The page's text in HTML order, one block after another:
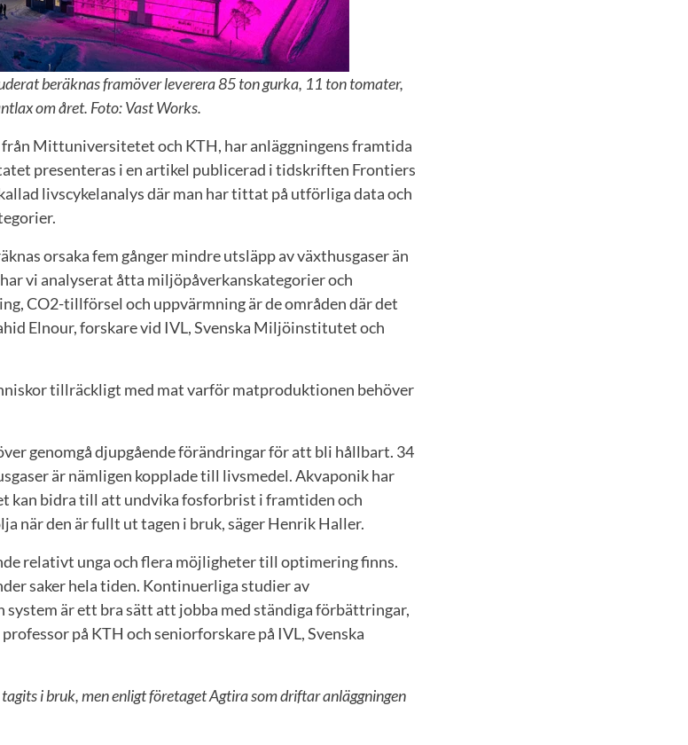
beräknas framöver leverera 85 ton gurka, 11 ton tomater,
om året. Foto: Vast Works.
från Mittuniversitetet och KTH, har anläggningens framtida
presenteras i en artikel publicerad i tidskriften Frontiers
livscykelanalys där man har tittat på utförliga data och
orsaka fem gånger mindre utsläpp av växthusgaser än
vi analyserat åtta miljöpåverkanskategorier och
CO2-tillförsel och uppvärmning är de områden där det
Elnour, forskare vid IVL, Svenska Miljöinstitutet och
tillräckligt med mat varför matproduktionen behöver
genomgå djupgående förändringar för att bli hållbart. 34
är nämligen kopplade till livsmedel. Akvaponik har
kan bidra till att undvika fosforbrist i framtiden och
när den är fullt ut tagen i bruk, säger Henrik Haller.
relativt unga och flera möjligheter till optimering finns.
saker hela tiden. Kontinuerliga studier av
system är ett bra sätt att jobba med ständiga förbättringar,
på KTH och seniorforskare på IVL, Svenska
i bruk, men enligt företaget Agtira som driftar anläggningen